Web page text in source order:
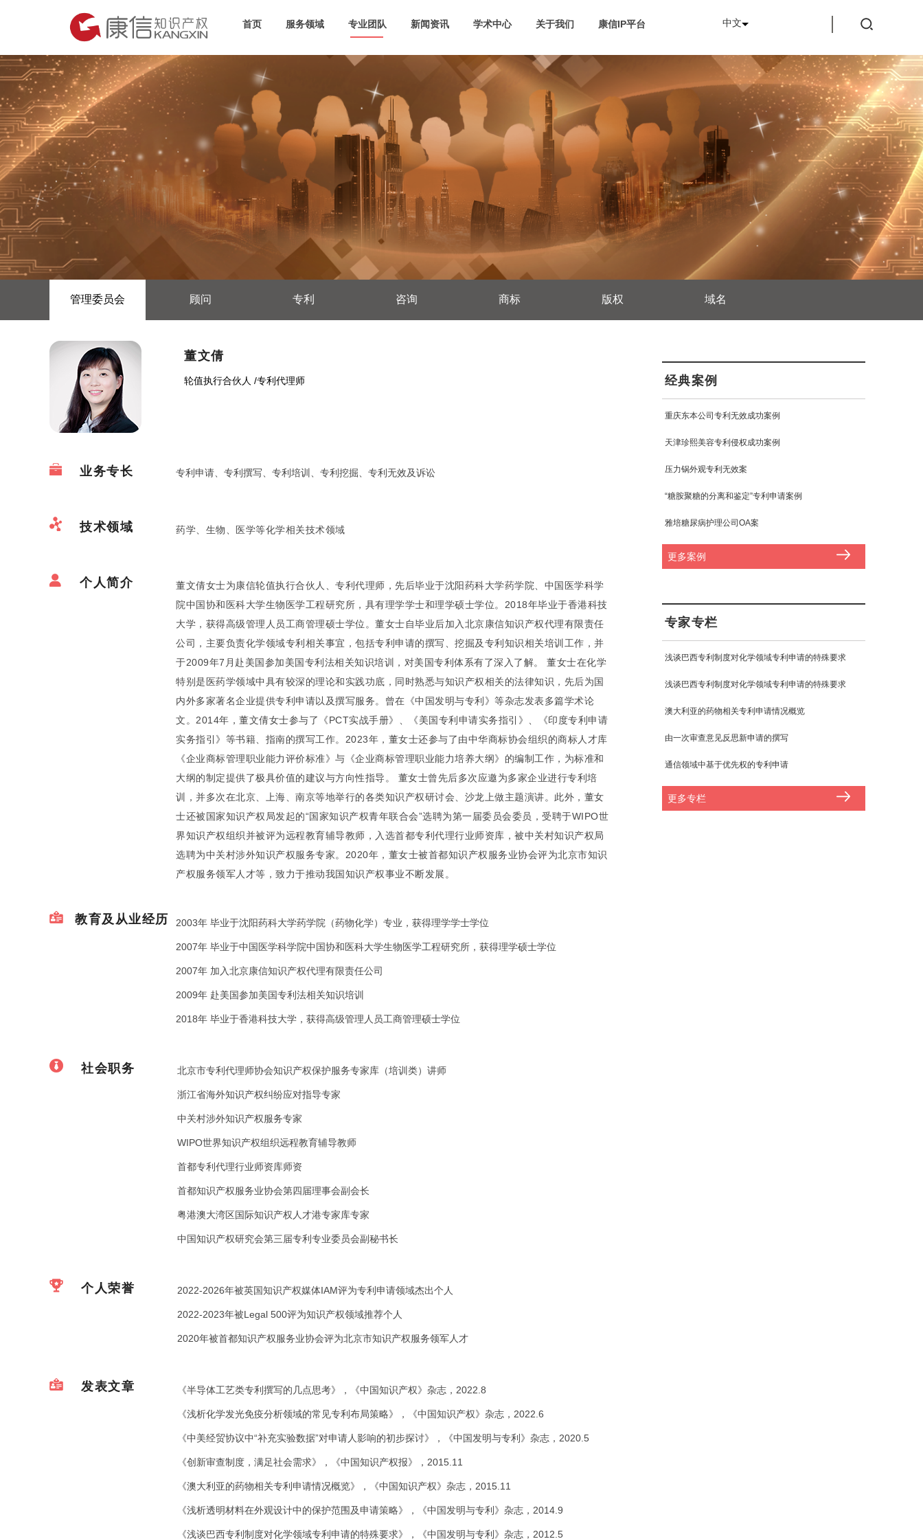
首页 服务领域 专业团队 新闻资讯 学术中心 关于我们 康信IP平台 中文
管理委员会 顾问 专利 咨询 商标 版权 域名
董文倩
轮值执行合伙人 /专利代理师
业务专长 专利申请、专利撰写、专利培训、专利挖掘、专利无效及诉讼
技术领域 药学、生物、医学等化学相关技术领域
个人简介
董文倩女士为康信轮值执行合伙人、专利代理师，先后毕业于沈阳药科大学药学院、中国医学科学
院中国协和医科大学生物医学工程研究所，具有理学学士和理学硕士学位。2018年毕业于香港科技
大学，获得高级管理人员工商管理硕士学位。董女士自毕业后加入北京康信知识产权代理有限责任
公司，主要负责化学领域专利相关事宜，包括专利申请的撰写、挖掘及专利知识相关培训工作，并
于2009年7月赴美国参加美国专利法相关知识培训，对美国专利体系有了深入了解。 董女士在化学
特别是医药学领域中具有较深的理论和实践功底，同时熟悉与知识产权相关的法律知识，先后为国
内外多家著名企业提供专利申请以及撰写服务。曾在《中国发明与专利》等杂志发表多篇学术论
文。2014年，董文倩女士参与了《PCT实战手册》、《美国专利申请实务指引》、《印度专利申请
实务指引》等书籍、指南的撰写工作。2023年，董女士还参与了由中华商标协会组织的商标人才库
《企业商标管理职业能力评价标准》与《企业商标管理职业能力培养大纲》的编制工作，为标准和
大纲的制定提供了极具价值的建议与方向性指导。 董女士曾先后多次应邀为多家企业进行专利培
训，并多次在北京、上海、南京等地举行的各类知识产权研讨会、沙龙上做主题演讲。此外，董女
士还被国家知识产权局发起的“国家知识产权青年联合会”选聘为第一届委员会委员，受聘于WIPO世
界知识产权组织并被评为远程教育辅导教师，入选首都专利代理行业师资库，被中关村知识产权局
选聘为中关村涉外知识产权服务专家。2020年，董女士被首都知识产权服务业协会评为北京市知识
产权服务领军人才等，致力于推动我国知识产权事业不断发展。
教育及从业经历 2003年 毕业于沈阳药科大学药学院（药物化学）专业，获得理学学士学位
2007年 毕业于中国医学科学院中国协和医科大学生物医学工程研究所，获得理学硕士学位
2007年 加入北京康信知识产权代理有限责任公司
2009年 赴美国参加美国专利法相关知识培训
2018年 毕业于香港科技大学，获得高级管理人员工商管理硕士学位
社会职务 北京市专利代理师协会知识产权保护服务专家库（培训类）讲师
浙江省海外知识产权纠纷应对指导专家
中关村涉外知识产权服务专家
WIPO世界知识产权组织远程教育辅导教师
首都专利代理行业师资库师资
首都知识产权服务业协会第四届理事会副会长
粤港澳大湾区国际知识产权人才港专家库专家
中国知识产权研究会第三届专利专业委员会副秘书长
个人荣誉 2022-2026年被英国知识产权媒体IAM评为专利申请领域杰出个人
2022-2023年被Legal 500评为知识产权领域推荐个人
2020年被首都知识产权服务业协会评为北京市知识产权服务领军人才
发表文章 《半导体工艺类专利撰写的几点思考》，《中国知识产权》杂志，2022.8
《浅析化学发光免疫分析领域的常见专利布局策略》，《中国知识产权》杂志，2022.6
《中美经贸协议中“补充实验数据”对申请人影响的初步探讨》，《中国发明与专利》杂志，2020.5
《创新审查制度，满足社会需求》，《中国知识产权报》，2015.11
《澳大利亚的药物相关专利申请情况概览》，《中国知识产权》杂志，2015.11
《浅析透明材料在外观设计中的保护范围及申请策略》，《中国发明与专利》杂志，2014.9
《浅谈巴西专利制度对化学领域专利申请的特殊要求》，《中国发明与专利》杂志，2012.5
经典案例
重庆东本公司专利无效成功案例
天津珍熙美容专利侵权成功案例
压力锅外观专利无效案
“糖胺聚糖的分离和鉴定”专利申请案例
雅培糖尿病护理公司OA案
更多案例
专家专栏
浅谈巴西专利制度对化学领域专利申请的特殊要求
浅谈巴西专利制度对化学领域专利申请的特殊要求
澳大利亚的药物相关专利申请情况概览
由一次审查意见反思新申请的撰写
通信领域中基于优先权的专利申请
更多专栏